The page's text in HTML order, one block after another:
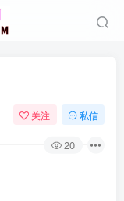
关注 私信
20